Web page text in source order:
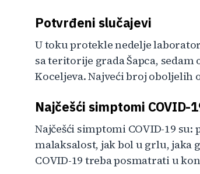
Potvrđeni slučajevi
U toku protekle nedelje
sa teritorije grada Šapca,
Koceljeva. Najveći broj oboljelih
Najčešći simptomi COVID-
Najčešći simptomi COVID-19
malaksalost, jak bol u grlu, jaka
COVID-19 treba posmatrati u